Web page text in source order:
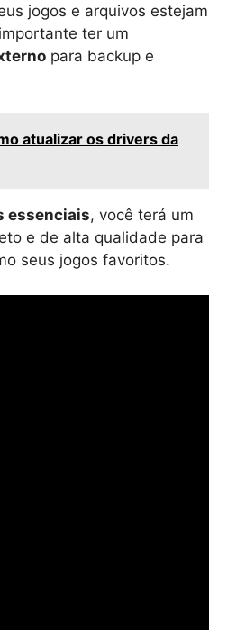
jogos e arquivos estejam
ter um
para backup e
atualizar os drivers da
essenciais, você terá um
e de alta qualidade para
seus jogos favoritos.